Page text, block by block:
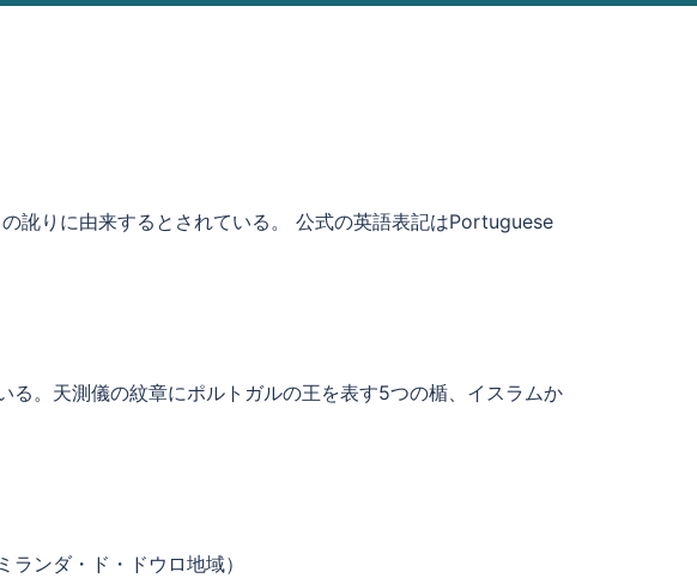
訛りに由来するとされている。 公式の英語表記はPortuguese
。天測儀の紋章にポルトガルの王を表す5つの楯、イスラムか
ンダ・ド・ドウロ地域）